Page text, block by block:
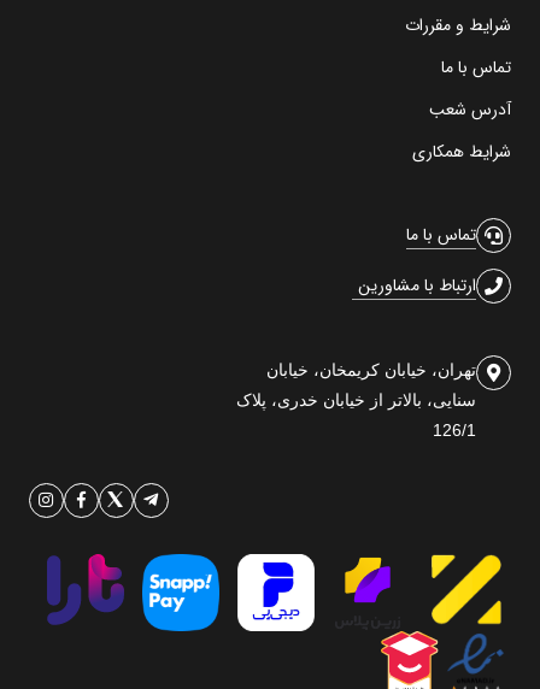
شرایط و مقررات
تماس با ما
آدرس شعب
شرایط همکاری
تماس با ما
ارتباط با مشاورین
تهران، خیابان کریمخان، خیابان
سنایی، بالاتر از خیابان خدری، پلاک
126/1